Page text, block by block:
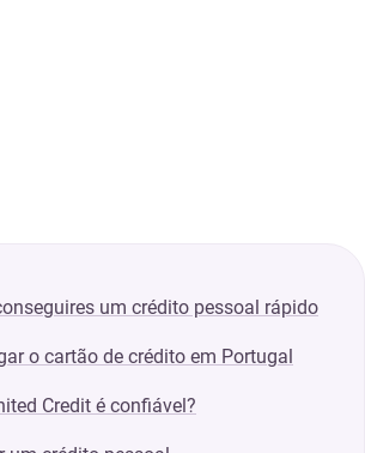
um crédito pessoal rápido
o cartão de crédito em Portugal
Credit é confiável?